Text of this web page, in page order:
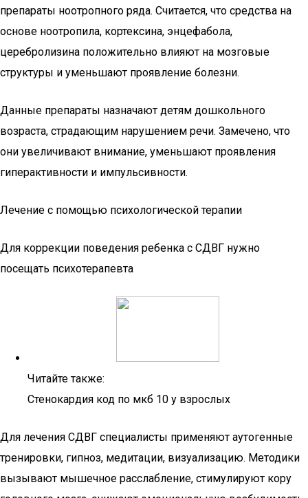
препараты ноотропного ряда. Считается, что средства на
основе ноотропила, кортексина, энцефабола,
церебролизина положительно влияют на мозговые
структуры и уменьшают проявление болезни.
Данные препараты назначают детям дошкольного
возраста, страдающим нарушением речи. Замечено, что
они увеличивают внимание, уменьшают проявления
гиперактивности и импульсивности.
Лечение с помощью психологической терапии
Для коррекции поведения ребенка с СДВГ нужно
посещать психотерапевта
Читайте также:
Стенокардия код по мкб 10 у взрослых
Для лечения СДВГ специалисты применяют аутогенные
тренировки, гипноз, медитации, визуализацию. Методики
вызывают мышечное расслабление, стимулируют кору